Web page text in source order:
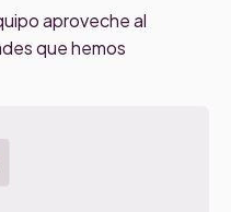
aproveche al
que hemos